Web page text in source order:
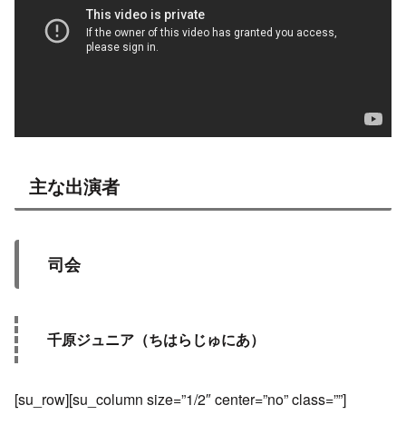
主な出演者
司会
千原ジュニア（ちはらじゅにあ）
[su_row][su_column size=”1/2″ center=”no” class=””]